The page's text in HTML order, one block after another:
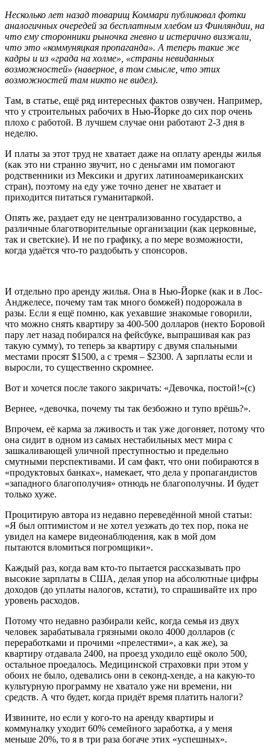
Несколько лет назад товарищ Коммари публиковал фотки
аналогичных очередей за бесплатным хлебом из Финляндии, на
что ему сторонники рыночка гневно и истерично визжали,
что это «коммуняцкая пропаганда». А теперь такие же
кадры и из «града на холме», «страны невиданных
возможностей» (наверное, в том смысле, что этих
возможностей там никто не видел).
Там, в статье, ещё ряд интересных фактов озвучен. Например,
что у строительных рабочих в Нью-Йорке до сих пор очень
плохо с работой. В лучшем случае они работают 2-3 дня в
неделю.
И платы за этот труд не хватает даже на оплату аренды жилья
(как это ни странно звучит, но с деньгами им помогают
родственники из Мексики и других латиноамериканских
стран), поэтому на еду уже точно денег не хватает и
приходится питаться гуманитаркой.
Опять же, раздает еду не централизованно государство, а
различные благотворительные организации (как церковные,
так и светские). И не по графику, а по мере возможности,
когда удаётся что-то раздобыть у спонсоров.
И отдельно про аренду жилья. Она в Нью-Йорке (как и в Лос-
Анджелесе, почему там так много бомжей) подорожала в
разы. Если я ещё помню, как уехавшие знакомые говорили,
что можно снять квартиру за 400-500 долларов (некто Боровой
пару лет назад побирался на фейсбуке, выпрашивая как раз
такую сумму), то теперь за квартиру с двумя спальными
местами просят $1500, а с тремя – $2300. А зарплаты если и
выросли, то существенно скромнее.
Вот и хочется после такого закричать: «Девочка, постой!»(с)
Вернее, «девочка, почему ты так безбожно и тупо врёшь?».
Впрочем, её карма за лживость и так уже догоняет, потому что
она сидит в одном из самых нестабильных мест мира с
зашкаливающей уличной преступностью и предельно
смутными перспективами. И сам факт, что они побираются в
«продуктовых банках», намекает, что дела у пропагандистов
«западного благополучия» отнюдь не благополучны. И будет
только хуже.
Процитирую автора из недавно переведённой мной статьи:
«Я был оптимистом и не хотел уезжать до тех пор, пока не
увидел на камере видеонаблюдения, как в мой дом
пытаются вломиться погромщики».
Каждый раз, когда вам кто-то пытается рассказывать про
высокие зарплаты в США, делая упор на абсолютные цифры
доходов (до уплаты налогов, кстати), то спрашивайте их про
уровень расходов.
Потому что недавно разбирали кейс, когда семья из двух
человек зарабатывала грязными около 4000 долларов (с
переработками и прочими «прелестями», а как же), за
квартиру отдавала 2400, на проезд уходило ещё около 500,
остальное проедалось. Медицинской страховки при этом у
обоих не было, одевались они в секонд-хенде, а на какую-то
культурную программу не хватало уже ни времени, ни
средств. А что будет, когда придёт время платить налоги?
Извините, но если у кого-то на аренду квартиры и
коммуналку уходит 60% семейного заработка, а у меня
меньше 20%, то я в три раза богаче этих «успешных».